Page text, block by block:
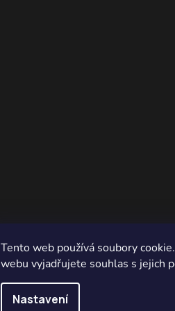
Tento web používá soubory
webu vyjadřujete souhlas s jejich
Nastavení